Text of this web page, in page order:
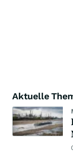
Aktuelle